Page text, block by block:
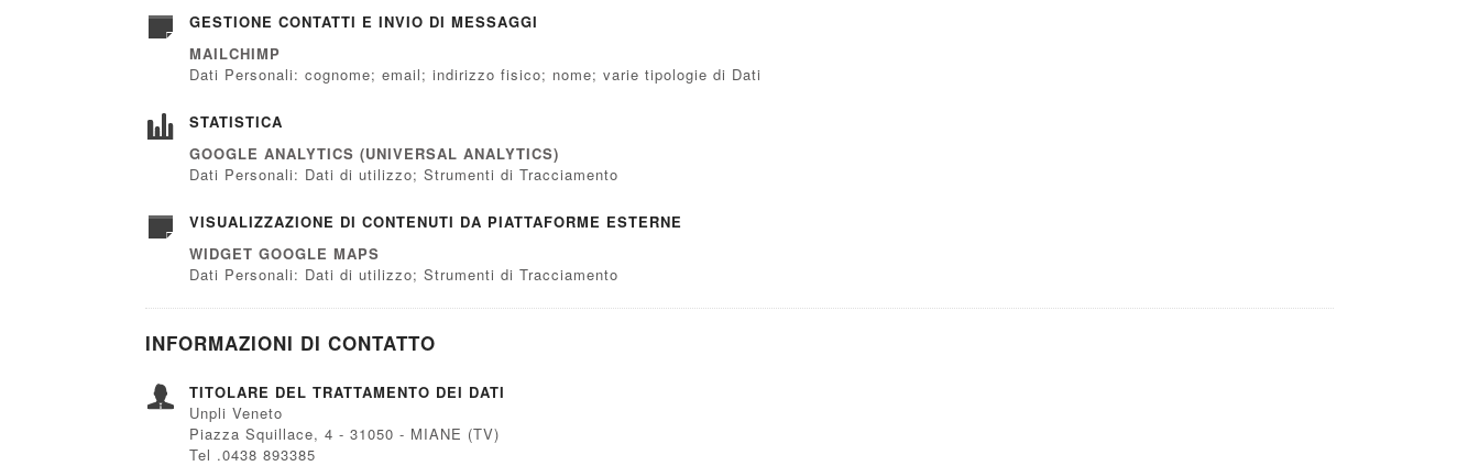
GESTIONE CONTATTI E INVIO DI MESSAGGI
MAILCHIMP
Dati Personali: cognome; email; indirizzo fisico; nome; varie tipologie di Dati
STATISTICA
GOOGLE ANALYTICS (UNIVERSAL ANALYTICS)
Dati Personali: Dati di utilizzo; Strumenti di Tracciamento
VISUALIZZAZIONE DI CONTENUTI DA PIATTAFORME ESTERNE
WIDGET GOOGLE MAPS
Dati Personali: Dati di utilizzo; Strumenti di Tracciamento
INFORMAZIONI DI CONTATTO
TITOLARE DEL TRATTAMENTO DEI DATI
Unpli Veneto
Piazza Squillace, 4 - 31050 - MIANE (TV)
Tel .0438 893385